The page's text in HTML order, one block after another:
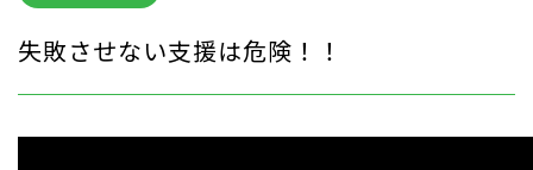
90分個別アセスメント＋具体的方針書
組織について
失敗させない支援は危険！！